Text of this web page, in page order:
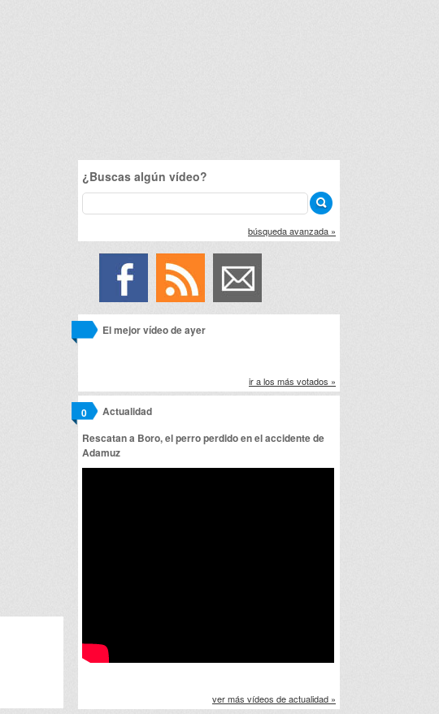
¿Buscas algún vídeo?
búsqueda avanzada »
El mejor vídeo de ayer
ir a los más votados »
Actualidad
0
Rescatan a Boro, el perro perdido en el accidente de
Adamuz
ver más vídeos de actualidad »